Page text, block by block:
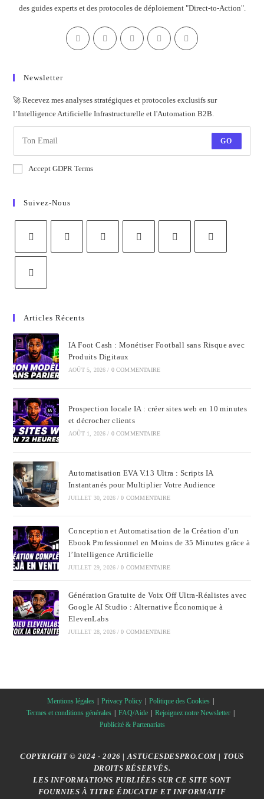
des guides experts et des protocoles de déploiement "Direct-to-Action".
Newsletter
🚀 Recevez mes analyses stratégiques et protocoles exclusifs sur
l’Intelligence Artificielle Infrastructurelle et l'Automation B2B.
GO
Accept GDPR Terms
Suivez-Nous
Articles Récents
IA Foot Cash : Monétiser Football sans Risque avec
Produits Digitaux
AOÛT 5, 2026 / 0 COMMENTAIRE
Prospection locale IA : créer sites web en 10 minutes
et décrocher clients
AOÛT 1, 2026 / 0 COMMENTAIRE
Automatisation EVA V.13 Ultra : Scripts IA
Instantanés pour Multiplier Votre Audience
JUILLET 30, 2026 / 0 COMMENTAIRE
Conception et Automatisation de la Création d’un
Ebook Professionnel en Moins de 35 Minutes grâce à
l’Intelligence Artificielle
JUILLET 29, 2026 / 0 COMMENTAIRE
Génération Gratuite de Voix Off Ultra-Réalistes avec
Google AI Studio : Alternative Économique à
ElevenLabs
JUILLET 28, 2026 / 0 COMMENTAIRE
Mentions légales Privacy Policy
Politique des Cookies
Termes et conditions générales
FAQ/Aide
Rejoignez notre Newsletter
Publicité & Partenariats
COPYRIGHT © 2024 - 2026 | ASTUCESDESPRO.COM | TOUS
DROITS RÉSERVÉS.
LES INFORMATIONS PUBLIÉES SUR CE SITE SONT
FOURNIES À TITRE ÉDUCATIF ET INFORMATIF